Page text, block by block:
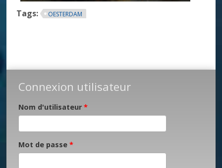
Tags: OESTERDAM
Connexion utilisateur
Nom d'utilisateur*
Mot de passe*